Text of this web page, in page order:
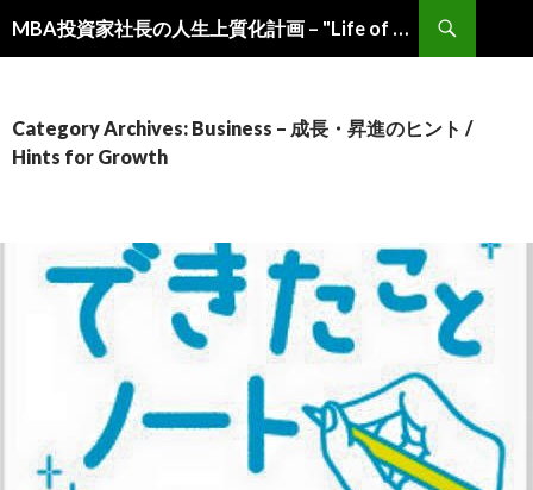
MBA投資家社長の人生上質化計画 – "Life of Choice" by MBA-Investor-President –
Category Archives: Business – 成長・昇進のヒント /
Hints for Growth